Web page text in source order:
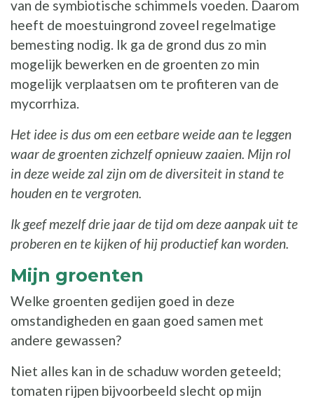
van de symbiotische schimmels voeden. Daarom
heeft de moestuingrond zoveel regelmatige
bemesting nodig. Ik ga de grond dus zo min
mogelijk bewerken en de groenten zo min
mogelijk verplaatsen om te profiteren van de
mycorrhiza.
Het idee is dus om een eetbare weide aan te leggen
waar de groenten zichzelf opnieuw zaaien. Mijn rol
in deze weide zal zijn om de diversiteit in stand te
houden en te vergroten.
Ik geef mezelf drie jaar de tijd om deze aanpak uit te
proberen en te kijken of hij productief kan worden.
Mijn groenten
Welke groenten gedijen goed in deze
omstandigheden en gaan goed samen met
andere gewassen?
Niet alles kan in de schaduw worden geteeld;
tomaten rijpen bijvoorbeeld slecht op mijn